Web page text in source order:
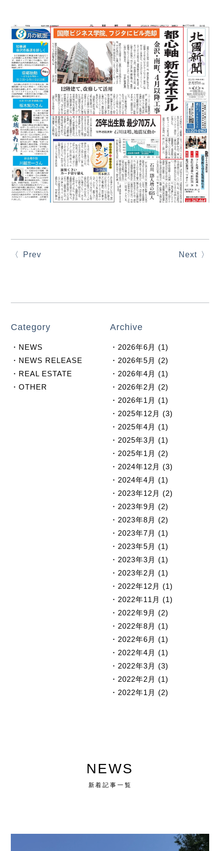
Prev Next
Category
NEWS
NEWS RELEASE
REAL ESTATE
OTHER
Archive
2026年6月 (1)
2026年5月 (2)
2026年4月 (1)
2026年2月 (2)
2026年1月 (1)
2025年12月 (3)
2025年4月 (1)
2025年3月 (1)
2025年1月 (2)
2024年12月 (3)
2024年4月 (1)
2023年12月 (2)
2023年9月 (2)
2023年8月 (2)
2023年7月 (1)
2023年5月 (1)
2023年3月 (1)
2023年2月 (1)
2022年12月 (1)
2022年11月 (1)
2022年9月 (2)
2022年8月 (1)
2022年6月 (1)
2022年4月 (1)
2022年3月 (3)
2022年2月 (1)
2022年1月 (2)
NEWS
新着記事一覧